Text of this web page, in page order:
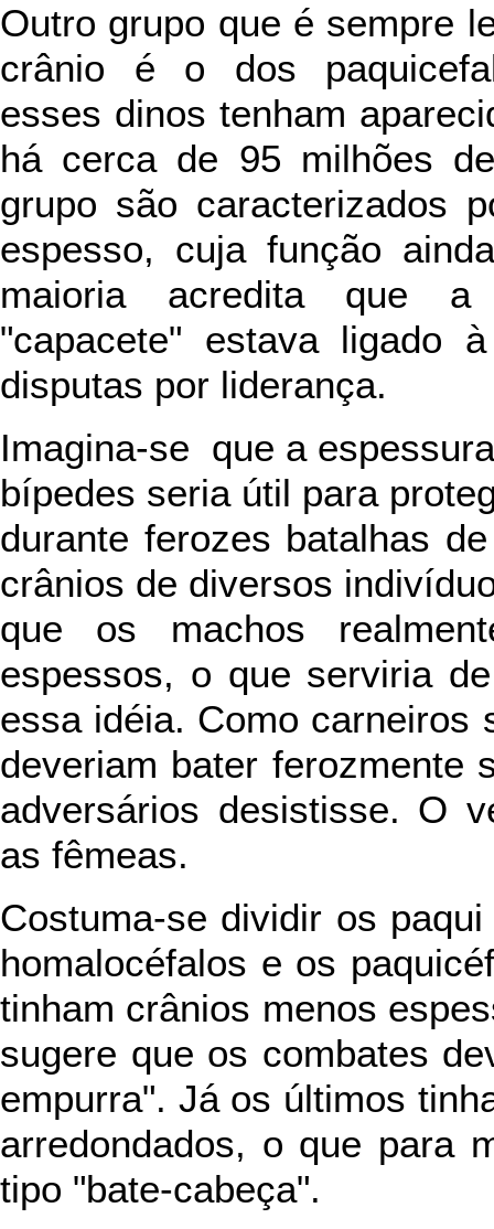
Outro grupo que é sempre
crânio é o dos
esses dinos tenham
há cerca de 95 milhões
grupo são caracterizados
espesso, cuja função
maioria acredita que a
"capacete" estava ligado
disputas por liderança.
Imagina-se que a
bípedes seria útil para
durante ferozes batalhas
crânios de diversos
que os machos
espessos, o que serviria
essa idéia. Como carneiros
deveriam bater ferozmente
adversários desistisse. O
as fêmeas.
Costuma-se dividir os
homalocéfalos e os
tinham crânios menos
sugere que os combates
empurra". Já os últimos
arredondados, o que para
tipo "bate-cabeça".